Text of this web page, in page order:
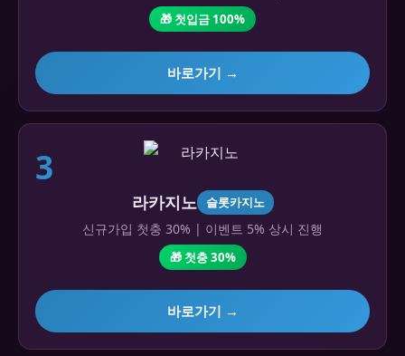
🎁 첫입금 100%
바로가기 →
3
라카지노 슬롯카지노
신규가입 첫충 30% | 이벤트 5% 상시 진행
🎁 첫충 30%
바로가기 →